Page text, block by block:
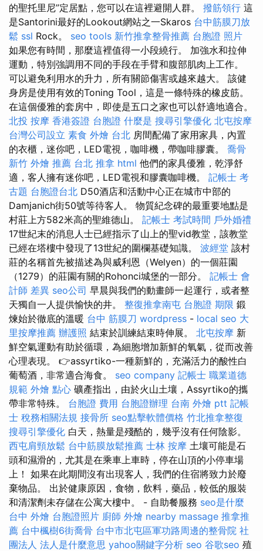
的聖托里尼”定居點，您可以在這裡避開人群。 撥筋領行 這
是Santorini最好的Lookout網站之一Skaros 台中筋膜刀放
鬆 ssl Rock。 seo tools 新竹推拿整骨推薦 台胞證 照片
如果您有時間，那麼這裡值得一小段繞行。 加強水和拉伸
運動，特別強調用不同的手段在手臂和腹部肌肉上工作。
可以避免利用水的升力，所有關節傷害或越來越大。 該健
身房是使用有效的Toning Tool，這是一條特殊的橡皮筋。
在這個優雅的套房中，即使是五口之家也可以舒適地適合。
北投 按摩 香港簽證 台胞證 什麼是 搜尋引擎優化 北屯按摩
台灣公司設立 素食 外燴 台北 房間配備了家用家具，內置
的衣櫃，迷你吧，LED電視，咖啡機，帶咖啡膠囊。 喬骨
新竹 外燴 推薦 台北 推拿 html 他們的家具優雅，乾淨舒
適，客人擁有迷你吧，LED電視和膠囊咖啡機。 記帳士 考
古題 台胞證台北 D50酒店和活動中心正在城市中部的
Damjanich街50號等待客人。 物質紀念碑的最重要地點是
村莊上方582米高的聖維德山。 記帳士 考試時間 戶外婚禮
17世紀末的消息人士已經指示了山上的聖vid教堂，該教堂
已經在塔樓中發現了13世紀的圍欄基礎知識。 波經堂 該村
莊的名稱首先被描述為與威利恩（Welyen）的一個莊園
（1279）的莊園有關的Rohonci城堡的一部分。 記帳士 會
計師 差異 seo公司 早晨與我們的動畫師一起運行，或者整
天獨自一人提供愉快的井。 整復推拿南屯 台胞證 期限 鍛
煉始於徹底的溫暖 台中 筋膜刀 wordpress - local seo 大
里按摩推薦 辦護照 結束於訓練結束時伸展。 北屯按摩 新
鮮空氣運動有助於循環，為細胞增加新鮮的氧氣，從而改善
心理表現。 👉assyrtiko-一種新鮮的，充滿活力的酸性白
葡萄酒，非常適合海食。 seo company 記帳士 職業道德
規範 外燴 點心 礦產指出，由於火山土壤，Assyrtiko的攜
帶非常特殊。 台胞證 費用 台胞證辦理 台南 外燴 ptt 記帳
士 稅務相關法規 接骨所 seo點擊軟體價格 竹北推拿整復
搜尋引擎優化 白天，熱量是殘酷的，幾乎沒有任何陰影。
西屯肩頸放鬆 台中筋膜放鬆推薦 士林 按摩 土壤可能是石
頭和濕滑的，尤其是在乘車上車時，停在山頂的小停車場
上！ 如果在此期間沒有出現客人，我們的住宿將致力於廢
棄物品。 出於健康原因，食物，飲料，藥品，較低的服裝
和清潔劑未存儲在公寓大樓中。 - 自助餐服務 seo是什麼
台中 外燴 台胞證照片 廚師 外燴 nearby massage 推拿推
薦 台中楓樹6街喬骨 台中市北屯區軍功路周邊的整骨院 社
團法人 法人是什麼意思 yahoo關鍵字分析 seo 谷歌seo 殖